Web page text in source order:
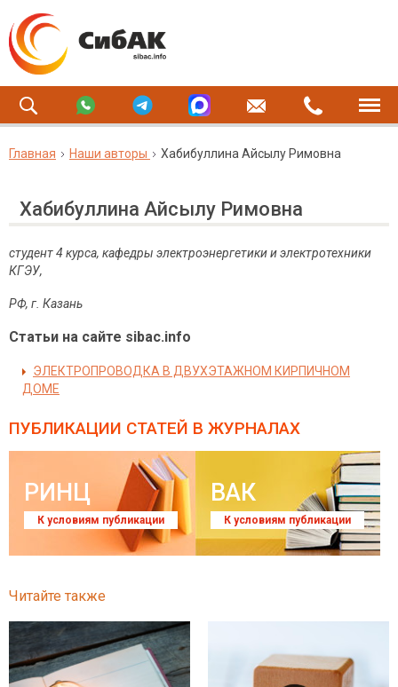
Главная Наши авторы Хабибуллина Айсылу Римовна
Хабибуллина Айсылу Римовна
студент 4 курса, кафедры электроэнергетики и электротехники
КГЭУ,
РФ, г. Казань
Статьи на сайте sibac.info
ЭЛЕКТРОПРОВОДКА В ДВУХЭТАЖНОМ КИРПИЧНОМ
ДОМЕ
ПУБЛИКАЦИИ СТАТЕЙ В ЖУРНАЛАХ
РИНЦ
К условиям публикации
ВАК
К условиям публикации
Читайте также